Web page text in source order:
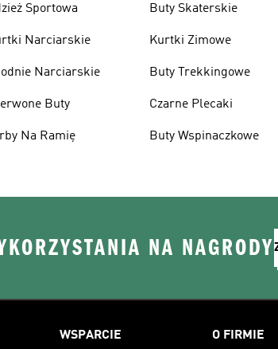
Sportowa
Narciarskie
Narciarskie
Buty
Na Ramię
Buty Skaterskie
Kurtki Zimowe
Buty Trekkingowe
Czarne Plecaki
Buty Wspinaczkowe
NA NAGRODY
WSPARCIE O FIRMIE